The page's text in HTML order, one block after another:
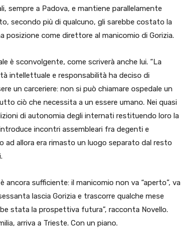
sempre a Padova, e mantiene parallelamente
secondo più di qualcuno, gli sarebbe costato la
posizione come direttore al manicomio di Gorizia.
è sconvolgente, come scriverà anche lui. “La
intellettuale e responsabilità ha deciso di
un carceriere: non si può chiamare ospedale un
ciò che necessita a un essere umano. Nei quasi
di autonomia degli internati restituendo loro la
incontri assembleari fra degenti e
ad allora era rimasto un luogo separato dal resto
sufficiente: il manicomio non va “aperto”, va
lascia Gorizia e trascorre qualche mese
stata la prospettiva futura”, racconta Novello.
arriva a Trieste. Con un piano.